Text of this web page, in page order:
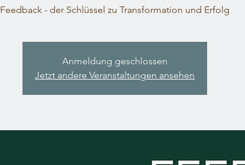
Feedback - der Schlüssel zu Transformation und Erfolg
Anmeldung geschlossen
Jetzt andere Veranstaltungen ansehen